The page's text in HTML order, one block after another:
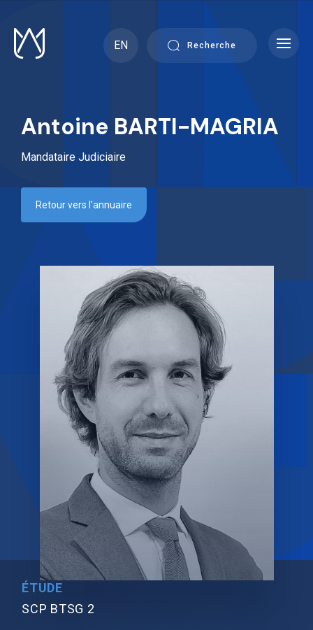
content
EN
Recherche
Antoine BARTI-MAGRIA
Mandataire Judiciaire
Retour vers l’annuaire
ÉTUDE
SCP BTSG 2